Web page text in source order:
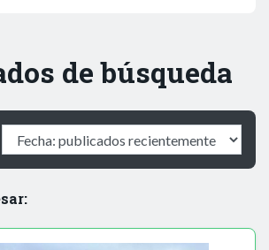
de búsqueda